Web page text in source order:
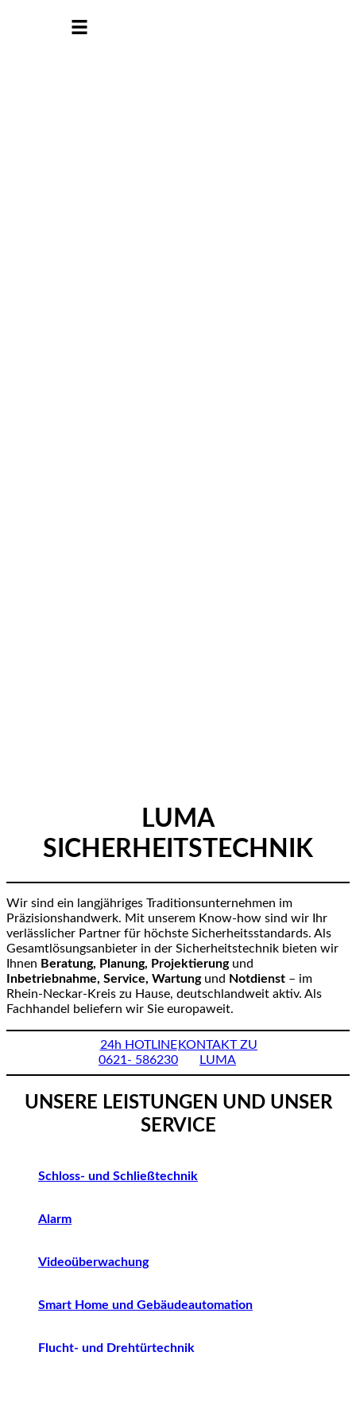
LUMA
SICHERHEITSTECHNIK
Wir sind ein langjähriges Traditionsunternehmen im
Präzisionshandwerk. Mit unserem Know-how sind wir Ihr
verlässlicher Partner für höchste Sicherheitsstandards. Als
Gesamtlösungsanbieter in der Sicherheitstechnik bieten wir
Ihnen Beratung, Planung, Projektierung und
Inbetriebnahme, Service, Wartung und Notdienst – im
Rhein-Neckar-Kreis zu Hause, deutschlandweit aktiv. Als
Fachhandel beliefern wir Sie europaweit.
24h HOTLINE
0621- 586230
KONTAKT ZU
LUMA
UNSERE LEISTUNGEN UND UNSER
SERVICE
Schloss- und Schließtechnik
Alarm
Videoüberwachung
Smart Home und Gebäudeautomation
Flucht- und Drehtürtechnik